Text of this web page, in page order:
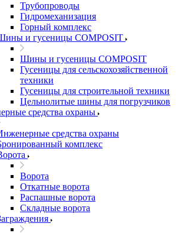
Трубопроводы
Гидромеханизация
Горный комплекс
и гусеницы COMPOSIT
Шины и гусеницы COMPOSIT
Гусеницы для сельскохозяйственной
техники
Гусеницы для строительной техники
Цельнолитые шины для погрузчиков
средства охраны
средства охраны
комплекс
Ворота
Откатные ворота
Распашные ворота
Складные ворота